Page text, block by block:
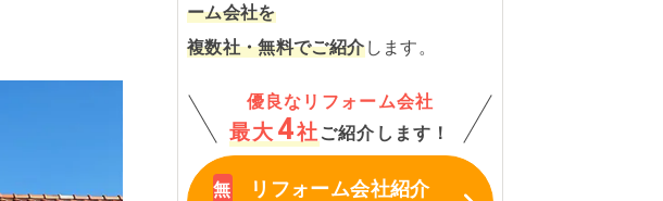
ーム会社を
複数社・無料でご紹介します。
優良なリフォーム会社
最大 4社 ご紹介します！
リフォーム会社紹介